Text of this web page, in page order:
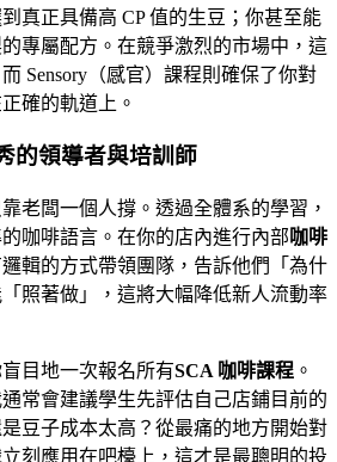
真正具備高 CP 值的生豆；你甚至能
專屬配方。在競爭激烈的市場中，這
Sensory（感官）課程則確保了你對
確的軌道上。
的領導者與培訓師
老闆一個人撐。透過全體系的學習，
咖啡語言。在你的店內進行內部咖啡
輯的方式帶領團隊，告訴他們「為什
照著做」，這將大幅降低新人流動率
目地一次報名所有SCA 咖啡課程 。
常會建議學生先評估自己店鋪目前的
豆子成本太高？從最痛的地方開始對
刻應用在吧檯上，這才是最聰明的投